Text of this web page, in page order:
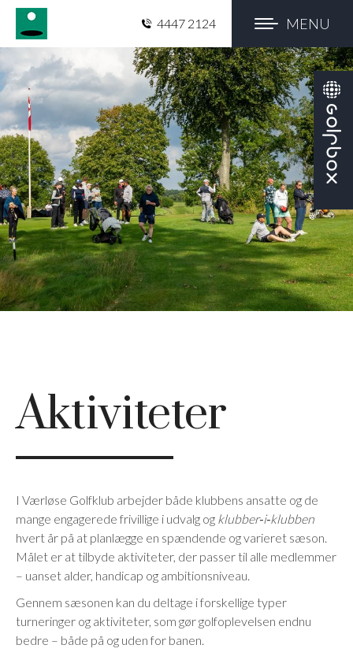
MENU
4447 2124
Aktiviteter
I Værløse Golfklub arbejder både klubbens ansatte og de
mange engagerede frivillige i udvalg og klubber‑i‑klubben
hvert år på at planlægge en spændende og varieret sæson.
Målet er at tilbyde aktiviteter, der passer til alle medlemmer
– uanset alder, handicap og ambitionsniveau.
Gennem sæsonen kan du deltage i forskellige typer
turneringer og aktiviteter, som gør golfoplevelsen endnu
bedre – både på og uden for banen.